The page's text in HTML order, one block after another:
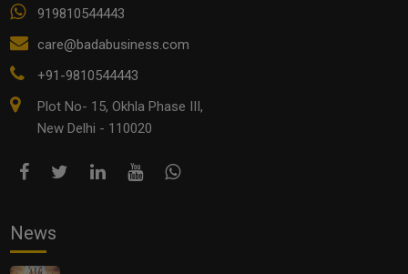
Export Opportunities 2025: छोटे उद्योगों के लिए इंटरनेशनल
919810544443
care@badabusiness.com
+91-9810544443
Plot No- 15, Okhla Phase III,
New Delhi - 110020
News